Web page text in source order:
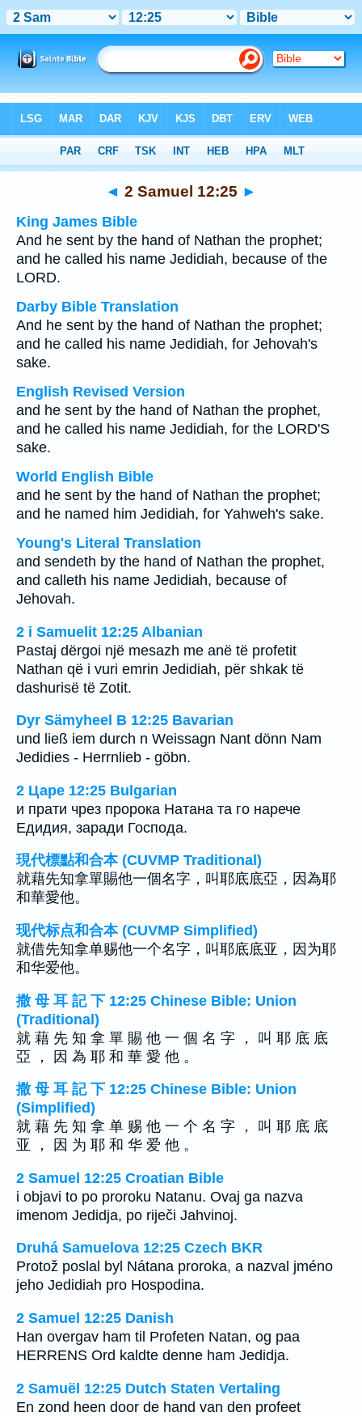
> 2 Samuel 12:25
◄ 2 Samuel 12:25 ►
King James Bible
And he sent by the hand of Nathan the prophet;
and he called his name Jedidiah, because of the
LORD.
Darby Bible Translation
And he sent by the hand of Nathan the prophet;
and he called his name Jedidiah, for Jehovah's
sake.
English Revised Version
and he sent by the hand of Nathan the prophet,
and he called his name Jedidiah, for the LORD'S
sake.
World English Bible
and he sent by the hand of Nathan the prophet;
and he named him Jedidiah, for Yahweh's sake.
Young's Literal Translation
and sendeth by the hand of Nathan the prophet,
and calleth his name Jedidiah, because of
Jehovah.
2 i Samuelit 12:25 Albanian
Pastaj dërgoi një mesazh me anë të profetit
Nathan që i vuri emrin Jedidiah, për shkak të
dashurisë të Zotit.
Dyr Sämyheel B 12:25 Bavarian
und ließ iem durch n Weissagn Nant dönn Nam
Jedidies - Herrnlieb - göbn.
2 Царе 12:25 Bulgarian
и прати чрез пророка Натана та го нарече
Едидия, заради Господа.
現代標點和合本 (CUVMP Traditional)
就藉先知拿單賜他一個名字，叫耶底底亞，因為耶
和華愛他。
现代标点和合本 (CUVMP Simplified)
就借先知拿单赐他一个名字，叫耶底底亚，因为耶
和华爱他。
撒 母 耳 記 下 12:25 Chinese Bible: Union
(Traditional)
就 藉 先 知 拿 單 賜 他 一 個 名 字 ， 叫 耶 底 底
亞 ， 因 為 耶 和 華 愛 他 。
撒 母 耳 記 下 12:25 Chinese Bible: Union
(Simplified)
就 藉 先 知 拿 单 赐 他 一 个 名 字 ， 叫 耶 底 底
亚 ， 因 为 耶 和 华 爱 他 。
2 Samuel 12:25 Croatian Bible
i objavi to po proroku Natanu. Ovaj ga nazva
imenom Jedidja, po riječi Jahvinoj.
Druhá Samuelova 12:25 Czech BKR
Protož poslal byl Nátana proroka, a nazval jméno
jeho Jedidiah pro Hospodina.
2 Samuel 12:25 Danish
Han overgav ham til Profeten Natan, og paa
HERRENS Ord kaldte denne ham Jedidja.
2 Samuël 12:25 Dutch Staten Vertaling
En zond heen door de hand van den profeet